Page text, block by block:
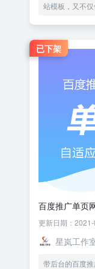
站模板，又不仅
已下架
百度推广单页
更新日期：
星岚工作
带后台的百度